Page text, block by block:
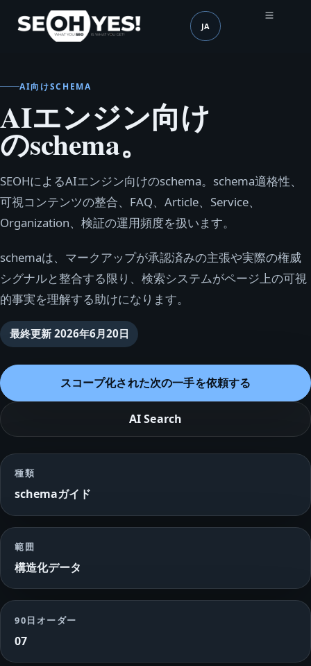
SEOH 言語 (mobile header)
JA
AI向けSCHEMA
AIエンジン向け
のschema。
SEOHによるAIエンジン向けのschema。schema適格性、
可視コンテンツの整合、FAQ、Article、Service、
Organization、検証の運用頻度を扱います。
schemaは、マークアップが承認済みの主張や実際の権威
シグナルと整合する限り、検索システムがページ上の可視
的事実を理解する助けになります。
最終更新 2026年6月20日
スコープ化された次の一手を依頼する
AI Search
種類
schemaガイド
範囲
構造化データ
90日オーダー
07